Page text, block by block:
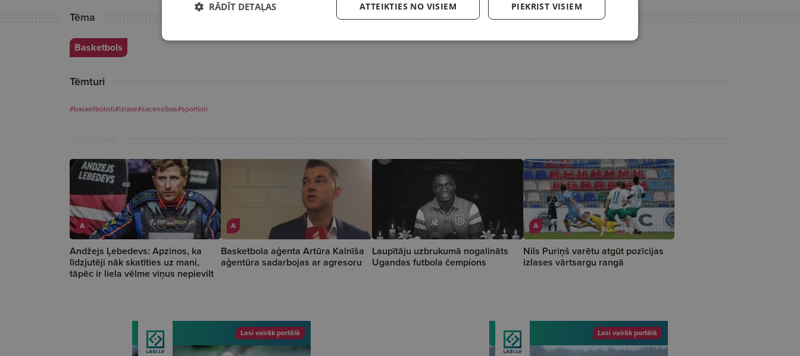
Tēma
Basketbols
Tēmturi
#basketbolisti#izlase#sacensības#sportisti
A
Andžejs Ļebedevs: Apzinos, ka
līdzjutēji nāk skatīties uz mani,
tāpēc ir liela vēlme viņus nepievilt
A
Basketbola aģenta Artūra Kalnīša
aģentūra sadarbojas ar agresoru
Laupītāju uzbrukumā nogalināts
Ugandas futbola čempions
A
Nils Puriņš varētu atgūt pozīcijas
izlases vārtsargu rangā
PIEKRIST VISIEM
ATTEIKTIES NO VISIEM
RĀDĪT DETAĻAS